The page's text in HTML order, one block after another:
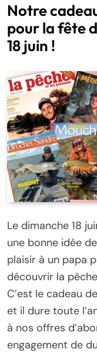
Notre
pour la fête
18 juin !
Le dimanche 18
une bonne idée
plaisir à un papa
découvrir la
C’est le cadeau
et il dure toute
à nos offres
engagement de